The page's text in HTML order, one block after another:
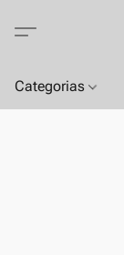
Categorias